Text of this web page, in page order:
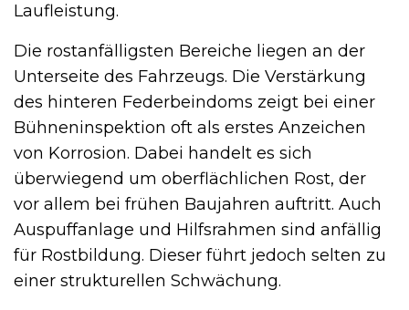
Laufleistung.
Die rostanfälligsten Bereiche liegen an der
Unterseite des Fahrzeugs. Die Verstärkung
des hinteren Federbeindoms zeigt bei einer
Bühneninspektion oft als erstes Anzeichen
von Korrosion. Dabei handelt es sich
überwiegend um oberflächlichen Rost, der
vor allem bei frühen Baujahren auftritt. Auch
Auspuffanlage und Hilfsrahmen sind anfällig
für Rostbildung. Dieser führt jedoch selten zu
einer strukturellen Schwächung.